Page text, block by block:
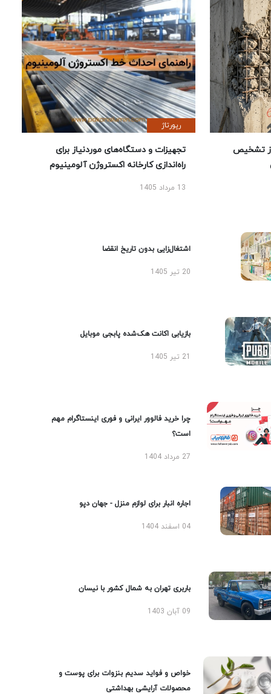
تشخیص
رپورتاژ
تجهیزات و دستگاه‌های موردنیاز برای
راه‌اندازی کارخانه اکستروژن آلومینیوم
13 مرداد 1405
اشتغال‌زایی بدون تاریخ انقضا
20 تیر 1405
بازیابی اکانت هک‌شده پابجی موبایل
چرا خرید فالوور ایرانی و فوری اینستاگرام مهم
است؟
27 مرداد 1404
اجاره انبار برای لوازم منزل - جهان دپو
04 اسفند 1404
باربری تهران به شمال کشور با نیسان
09 آبان 1403
خواص و فواید سدیم بنزوات برای پوست و
محصولات آرایشی بهداشتی